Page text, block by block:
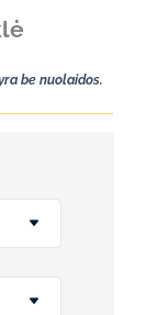
be nuolaidos.